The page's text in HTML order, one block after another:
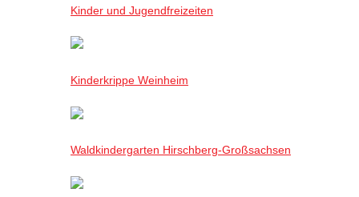
Kinder und Jugendfreizeiten
Kinderkrippe Weinheim
Waldkindergarten Hirschberg-Großsachsen